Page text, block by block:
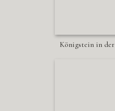
Königstein in der